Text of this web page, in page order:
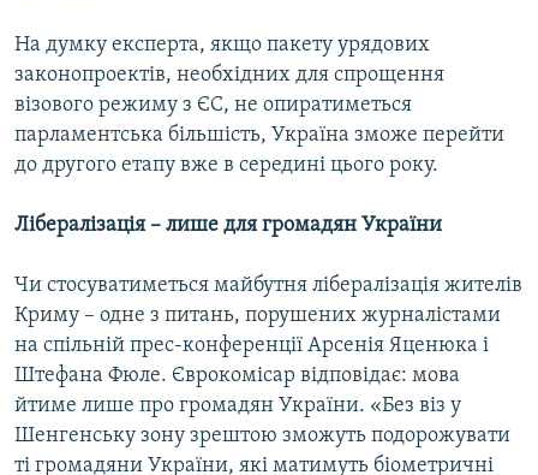
На думку експерта, якщо пакету урядових
законопроектів, необхідних для спрощення
візового режиму з ЄС, не опиратиметься
парламентська більшість, Україна зможе перейти
до другого етапу вже в середині цього року.
Лібералізація – лише для громадян України
Чи стосуватиметься майбутня лібералізація жителів
Криму – одне з питань, порушених журналістами
на спільній прес-конференції Арсенія Яценюка і
Штефана Фюле. Єврокомісар відповідає: мова
йтиме лише про громадян України. «Без віз у
Шенгенську зону зрештою зможуть подорожувати
ті громадяни України, які матимуть біометричні